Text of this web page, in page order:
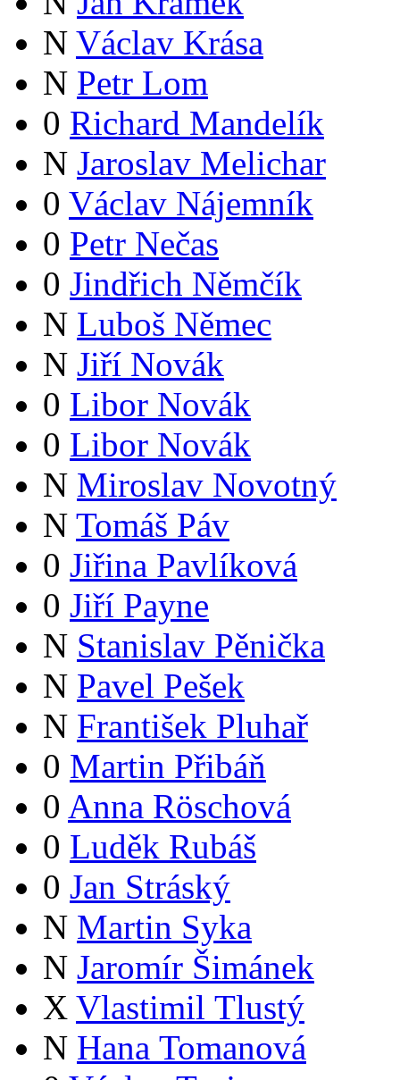
N Václav Krása
N Petr Lom
0 Richard Mandelík
N Jaroslav Melichar
0 Václav Nájemník
0 Petr Nečas
0 Jindřich Němčík
N Luboš Němec
N Jiří Novák
0 Libor Novák
0 Libor Novák
N Miroslav Novotný
N Tomáš Páv
0 Jiřina Pavlíková
0 Jiří Payne
N Stanislav Pěnička
N Pavel Pešek
N František Pluhař
0 Martin Přibáň
0 Anna Röschová
0 Luděk Rubáš
0 Jan Stráský
N Martin Syka
N Jaromír Šimánek
X Vlastimil Tlustý
N Hana Tomanová